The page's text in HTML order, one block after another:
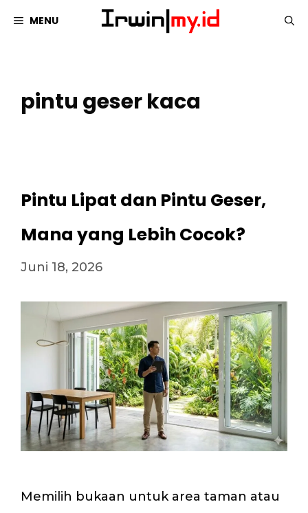
MENU
pintu geser kaca
Pintu Lipat dan Pintu Geser,
Mana yang Lebih Cocok?
Juni 18, 2026
Memilih bukaan untuk area taman atau